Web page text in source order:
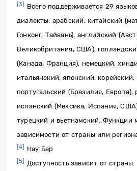
[3]
Всего поддерживается 29
диалекты: арабский, китайский
Гонконг, Тайвань), английский
Великобритания, США),
(Канада, Франция), немецкий,
итальянский, японский, корейский,
португальский (Бразилия,
испанский (Мексика, Испания,
турецкий и вьетнамский. Функции
зависимости от страны или
[4] Нау Бар
[5] Доступность зависит от страны.